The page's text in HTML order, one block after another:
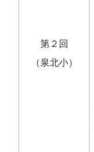
第２回
（泉北小）